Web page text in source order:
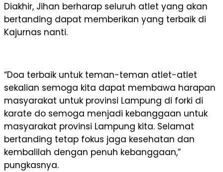
Diakhir, Jihan berharap seluruh atlet yang akan
bertanding dapat memberikan yang terbaik di
Kajurnas nanti.
“Doa terbaik untuk teman-teman atlet-atlet
sekalian semoga kita dapat membawa harapan
masyarakat untuk provinsi Lampung di forki di
karate do semoga menjadi kebanggaan untuk
masyarakat provinsi Lampung kita. Selamat
bertanding tetap fokus jaga kesehatan dan
kembalilah dengan penuh kebanggaan,”
pungkasnya.